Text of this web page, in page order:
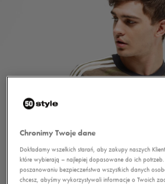
Chronimy Twoje dane
Dokładamy wszelkich starań, aby zakupy naszych
które wybierają – najlepiej dopasowane do ich
poszanowaniu bezpieczeństwa wszystkich danych
chcesz, abyśmy wykorzystywali informacje o Twoich